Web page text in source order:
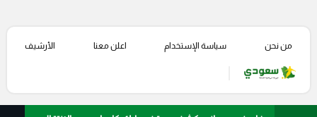
من نحن سياسة الإستخدام اعلن معنا الأرشيف